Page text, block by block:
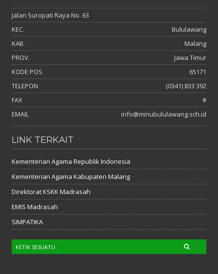
Jalan Suropati Raya No. 63
KEC.
Bululawang
KAB.
Malang
PROV.
Jawa Timur
KODE POS
65171
TELEPON
(0341) 833 392
FAX
#
EMAIL
info@minubululawang.sch.id
LINK TERKAIT
Kementerian Agama Republik Indonesia
Kementerian Agama Kabupaten Malang
Direktorat KSKK Madrasah
EMIS Madrasah
SIMPATIKA